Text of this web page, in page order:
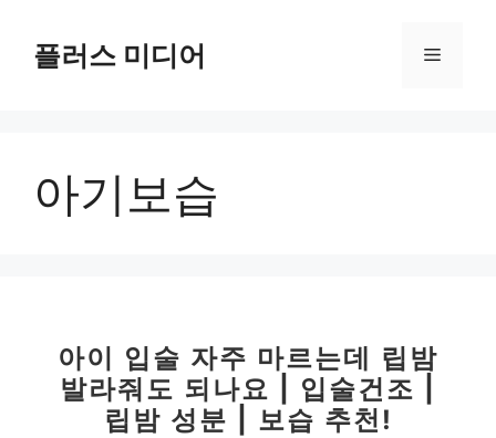
플러스 미디어 메
아기보습
아이 입술 자주 마르는데 립밤
발라줘도 되나요 | 입술건조 |
립밤 성분 | 보습 추천!